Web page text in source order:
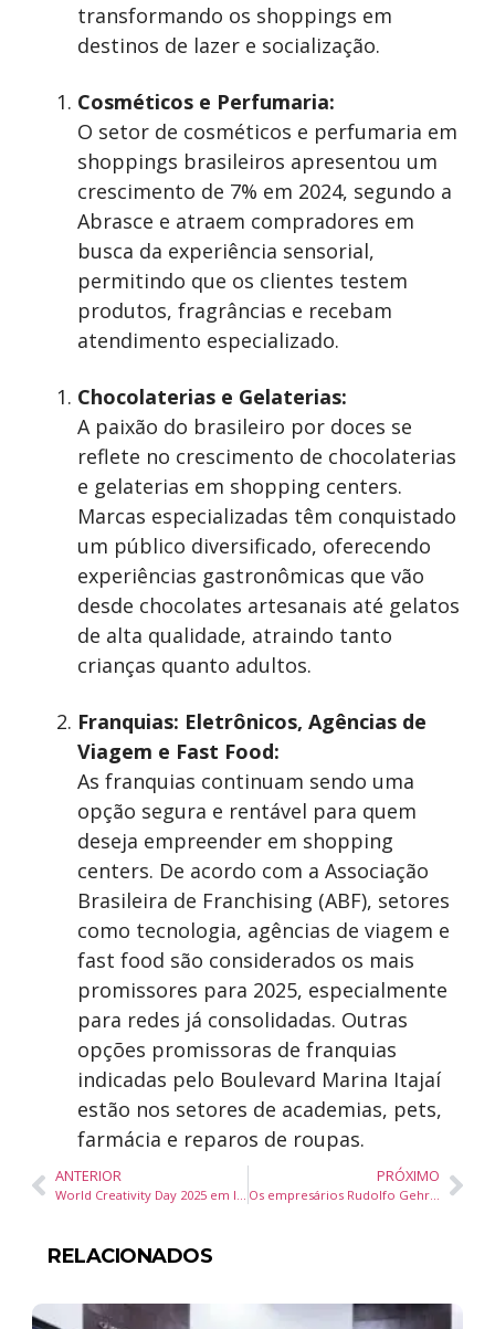
transformando os shoppings em
destinos de lazer e socialização.
Cosméticos e Perfumaria:
O setor de cosméticos e perfumaria em
shoppings brasileiros apresentou um
crescimento de 7% em 2024, segundo a
Abrasce e atraem compradores em
busca da experiência sensorial,
permitindo que os clientes testem
produtos, fragrâncias e recebam
atendimento especializado.
Chocolaterias e Gelaterias:
A paixão do brasileiro por doces se
reflete no crescimento de chocolaterias
e gelaterias em shopping centers.
Marcas especializadas têm conquistado
um público diversificado, oferecendo
experiências gastronômicas que vão
desde chocolates artesanais até gelatos
de alta qualidade, atraindo tanto
crianças quanto adultos.
Franquias: Eletrônicos, Agências de
Viagem e Fast Food:
As franquias continuam sendo uma
opção segura e rentável para quem
deseja empreender em shopping
centers. De acordo com a Associação
Brasileira de Franchising (ABF), setores
como tecnologia, agências de viagem e
fast food são considerados os mais
promissores para 2025, especialmente
para redes já consolidadas. Outras
opções promissoras de franquias
indicadas pelo Boulevard Marina Itajaí
estão nos setores de academias, pets,
farmácia e reparos de roupas.
ANTERIOR
World Creativity Day 2025 em Itajaí: Inscrições Abertas para o Maior Festival de Criatividade do Mundo
PRÓXIMO
Os empresários Rudolfo Gehrmann e Felipe Corrêa curtem férias no litoral do Ceará.
RELACIONADOS